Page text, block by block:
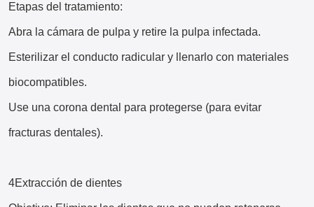
Etapas del tratamiento:
Abra la cámara de pulpa y retire la pulpa infectada.
Esterilizar el conducto radicular y llenarlo con materiales
biocompatibles.
Use una corona dental para protegerse (para evitar
fracturas dentales).
4Extracción de dientes